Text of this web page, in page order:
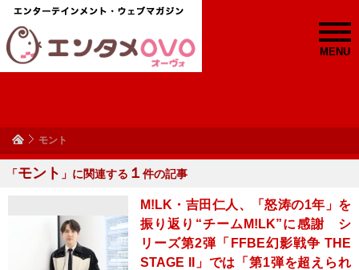
MENU
モント
「モント 」に関連する １ 件の記事
M!LK・吉田仁人、「怒涛の1年」を
振り返り“チームM!LK”に感謝 シ
リーズ第2弾「FFBE幻影戦争 THE
STAGE II」では「第1弾を超えられ